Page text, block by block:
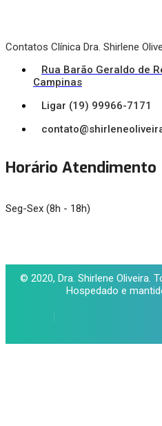
Contatos Clínica Dra. Shirlene
Rua Barão Geraldo de
Campinas
Ligar (19) 99966-7171
Horário Atendimento
Seg-Sex (8h - 18h)
© 2020, Dra. Shirlene Oliveira.
Hospedado e